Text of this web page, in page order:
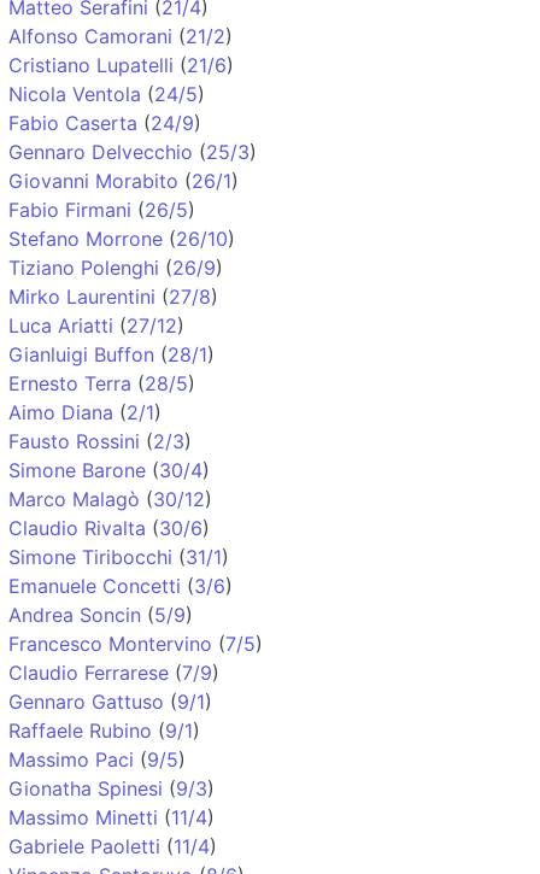
Matteo Serafini (21/4)
Alfonso Camorani (21/2)
Cristiano Lupatelli (21/6)
Nicola Ventola (24/5)
Fabio Caserta (24/9)
Gennaro Delvecchio (25/3)
Giovanni Morabito (26/1)
Fabio Firmani (26/5)
Stefano Morrone (26/10)
Tiziano Polenghi (26/9)
Mirko Laurentini (27/8)
Luca Ariatti (27/12)
Gianluigi Buffon (28/1)
Ernesto Terra (28/5)
Aimo Diana (2/1)
Fausto Rossini (2/3)
Simone Barone (30/4)
Marco Malagò (30/12)
Claudio Rivalta (30/6)
Simone Tiribocchi (31/1)
Emanuele Concetti (3/6)
Andrea Soncin (5/9)
Francesco Montervino (7/5)
Claudio Ferrarese (7/9)
Gennaro Gattuso (9/1)
Raffaele Rubino (9/1)
Massimo Paci (9/5)
Gionatha Spinesi (9/3)
Massimo Minetti (11/4)
Gabriele Paoletti (11/4)